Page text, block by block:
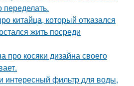
переделать.
китайца, который отказался
жить посреди
про косяки дизайна своего
интересный фильтр для воды,